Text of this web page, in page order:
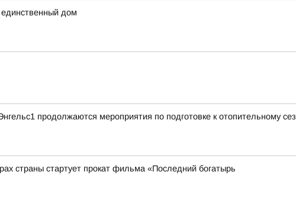
дом
продолжаются мероприятия по подготовке к отопительному
страны стартует прокат фильма «Последний богатырь